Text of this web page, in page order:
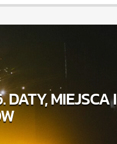
MIEJSCA I